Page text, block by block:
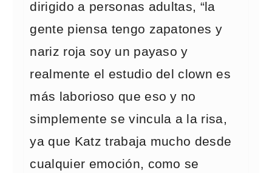
dirigido a personas adultas, “la
gente piensa tengo zapatones y
nariz roja soy un payaso y
realmente el estudio del clown es
más laborioso que eso y no
simplemente se vincula a la risa,
ya que Katz trabaja mucho desde
cualquier emoción, como se